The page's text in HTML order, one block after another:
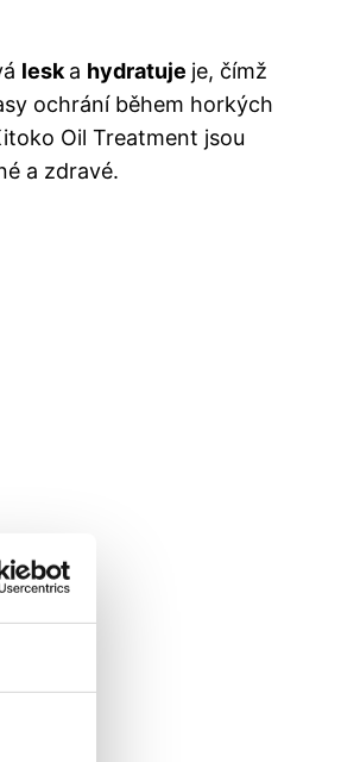
lesk a hydratuje je, čímž
ochrání během horkých
Oil Treatment jsou
a zdravé.